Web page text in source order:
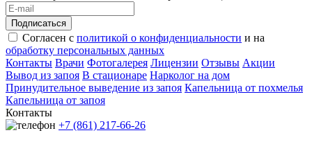
Подписаться
Согласен с политикой о конфиденциальности и на
обработку персональных данных
Контакты Врачи Фотогалерея Лицензии Отзывы Акции
Вывод из запоя В стационаре Нарколог на дом
Принудительное выведение из запоя Капельница от похмелья
Капельница от запоя
Контакты
+7 (861) 217-66-26